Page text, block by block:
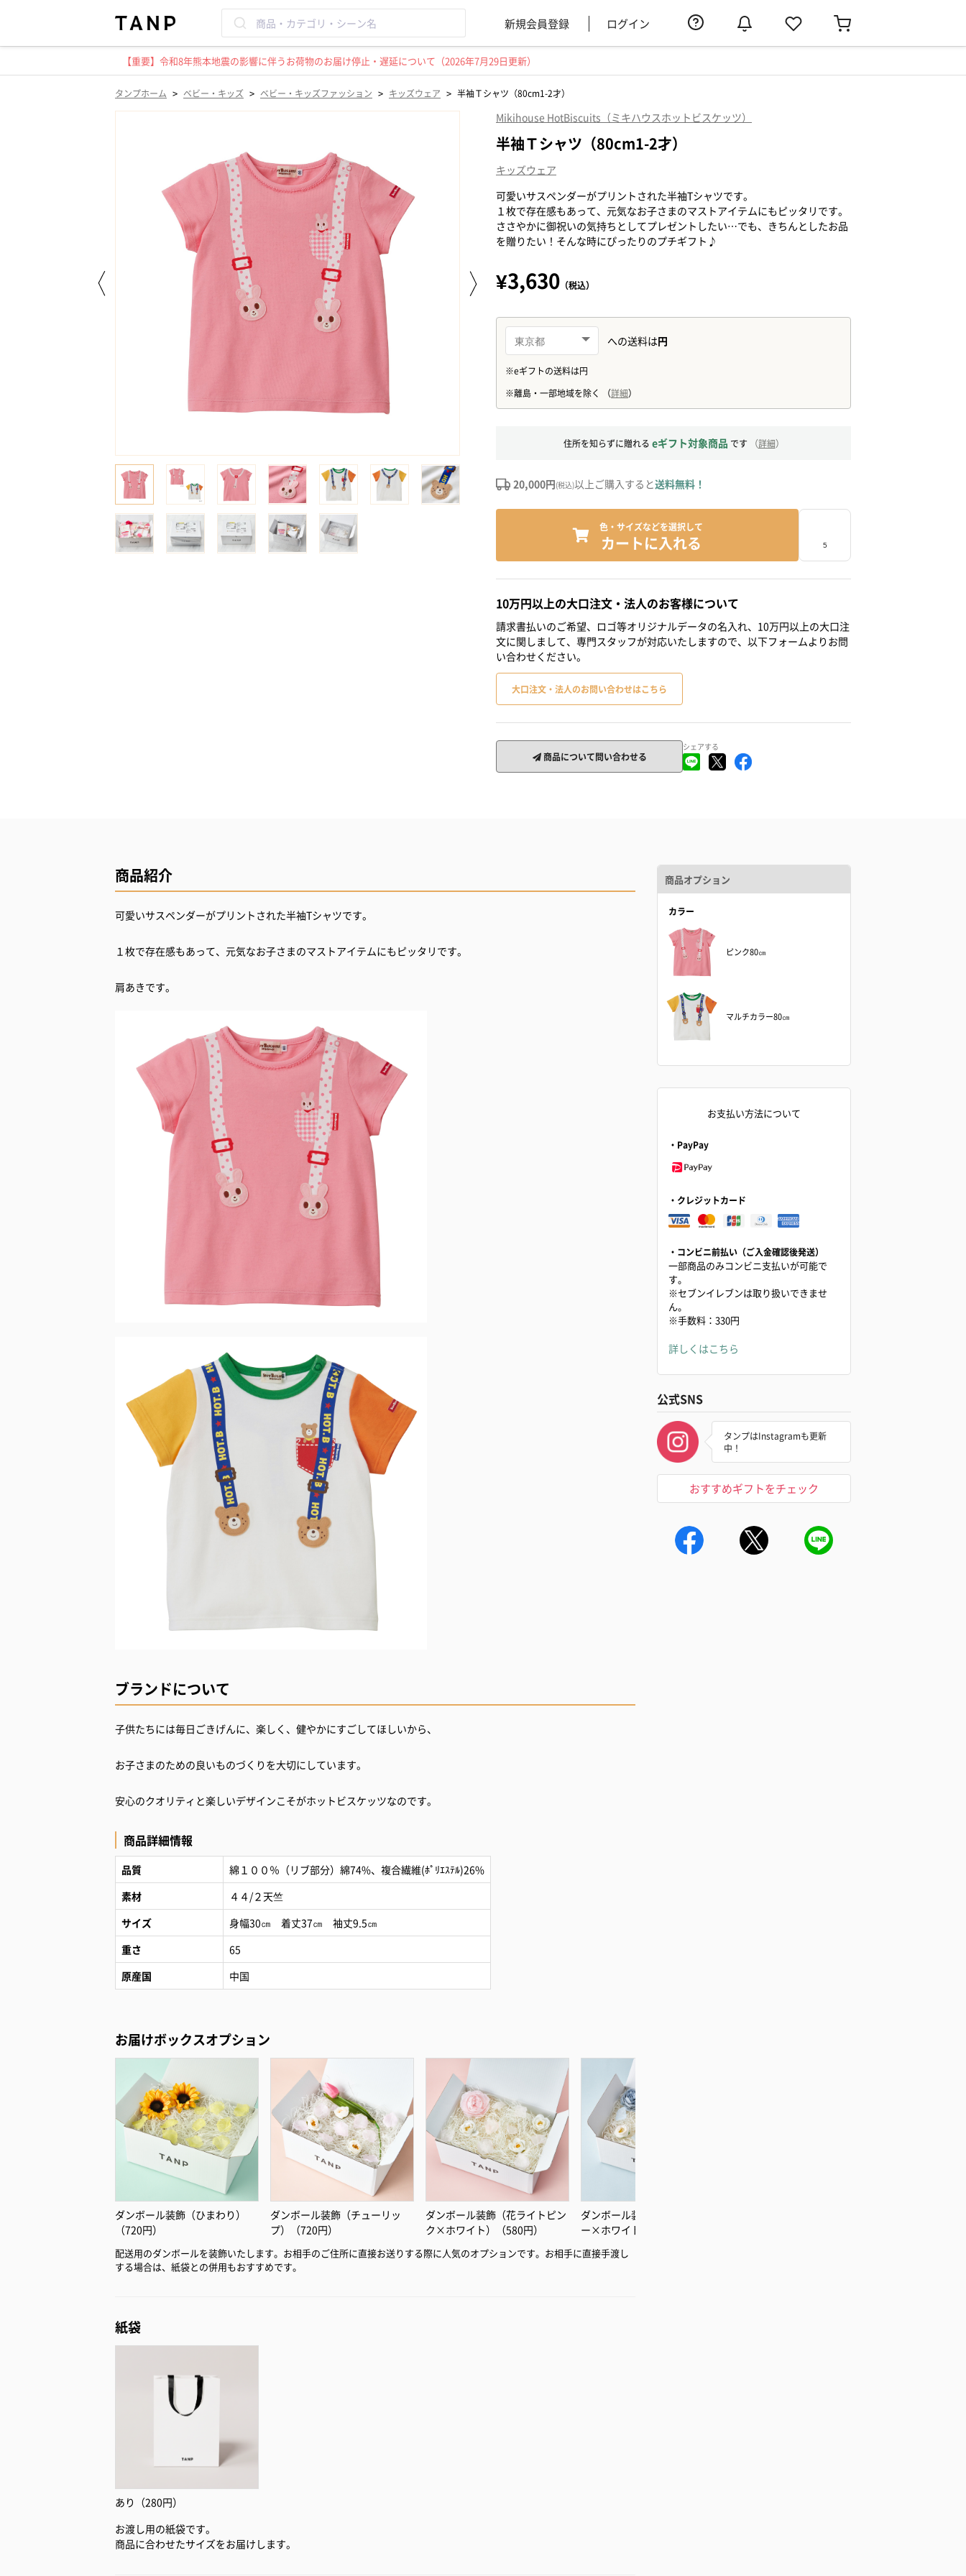
新規会員登録 ログイン
【重要】令和8年熊本地震の影響に伴うお荷物のお届け停止・遅延について（2026年7月29日更新）
タンプホーム > ベビー・キッズ > ベビー・キッズファッション > キッズウェア > 半袖Ｔシャツ（80cm1-2才）
Mikihouse HotBiscuits（ミキハウスホットビスケッツ）
半袖Ｔシャツ（80cm1-2才）
キッズウェア
可愛いサスペンダーがプリントされた半袖Tシャツです。
１枚で存在感もあって、元気なお子さまのマストアイテムにもピッタリです。
ささやかに御祝いの気持ちとしてプレゼントしたい…でも、きちんとしたお品
を贈りたい！そんな時にぴったりのプチギフト♪
¥3,630 （税込）
住所を知らずに贈れる eギフト対象商品 です （詳細）
20,000円(税込)以上ご購入すると送料無料！
色・サイズなどを選択して
カートに入れる
10万円以上の大口注文・法人のお客様について
請求書払いのご希望、ロゴ等オリジナルデータの名入れ、10万円以上の大口注
文に関しまして、専門スタッフが対応いたしますので、以下フォームよりお問
い合わせください。
大口注文・法人のお問い合わせはこちら
商品について問い合わせる
シェアする
商品紹介
可愛いサスペンダーがプリントされた半袖Tシャツです。
１枚で存在感もあって、元気なお子さまのマストアイテムにもピッタリです。
肩あきです。
ブランドについて
子供たちには毎日ごきげんに、楽しく、健やかにすごしてほしいから、
お子さまのための良いものづくりを大切にしています。
安心のクオリティと楽しいデザインこそがホットビスケッツなのです。
商品詳細情報
品質
綿１００％（リブ部分）綿74%、複合繊維(ﾎﾟﾘｴｽﾃﾙ)26%
素材
４４/２天竺
サイズ
身幅30㎝ 着丈37㎝ 袖丈9.5㎝
重さ
65
原産国
中国
お届けボックスオプション
ダンボール装飾（ひまわり）
（720円）
ダンボール装飾（チューリッ
プ）（720円）
ダンボール装飾（花ライトピン
ク×ホワイト）（580円）
ダンボール装飾（花ライトブル
ー×ホワイト）（580円）
配送用のダンボールを装飾いたします。お相手のご住所に直接お送りする際に人気のオプションです。お相手に直接手渡し
する場合は、紙袋との併用もおすすめです。
紙袋
あり（280円）
お渡し用の紙袋です。
商品に合わせたサイズをお届けします。
商品オプション
カラー
ピンク80㎝
マルチカラー80㎝
お支払い方法について
・PayPay
・クレジットカード
・コンビニ前払い（ご入金確認後発送）
一部商品のみコンビニ支払いが可能で
す。
※セブンイレブンは取り扱いできませ
ん。
※手数料：330円
詳しくはこちら
公式SNS
タンプはInstagramも更新
中！
おすすめギフトをチェック